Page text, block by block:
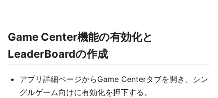
Game Center機能の有効化と
LeaderBoardの作成
アプリ詳細ページからGame Centerタブを開き、シン
グルゲーム向けに有効化を押下する。